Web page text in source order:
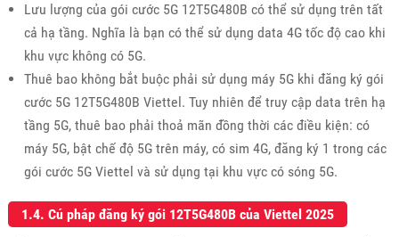
Lưu lượng của gói cước 5G 12T5G480B có thể sử dụng trên tất
cả hạ tầng. Nghĩa là bạn có thể sử dụng data 4G tốc độ cao khi
khu vực không có 5G.
Thuê bao không bắt buộc phải sử dụng máy 5G khi đăng ký gói
cước 5G 12T5G480B Viettel. Tuy nhiên để truy cập data trên hạ
tầng 5G, thuê bao phải thoả mãn đồng thời các điều kiện: có
máy 5G, bật chế độ 5G trên máy, có sim 4G, đăng ký 1 trong các
gói cước 5G Viettel và sử dụng tại khu vực có sóng 5G.
1.4. Cú pháp đăng ký gói 12T5G480B của Viettel 2025